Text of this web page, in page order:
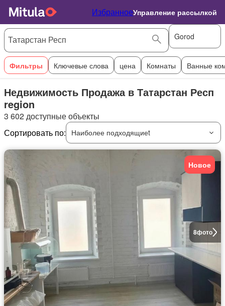
ИзбранноеУправление рассылкой
Gorod
Фильтры Ключевые слова цена Комнаты Ванные
Недвижимость Продажа в Татарстан Респ
region
3 602 доступные объекты
Сортировать по:
Наиболее подходящиеt
8фото
Новое